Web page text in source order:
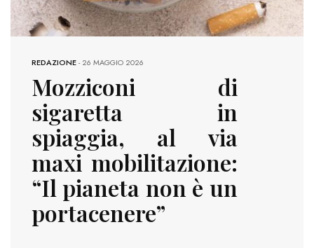
REDAZIONE-26 MAGGIO 2026
Mozziconi di
sigaretta in
spiaggia, al via
maxi mobilitazione:
“Il pianeta non è un
portacenere”